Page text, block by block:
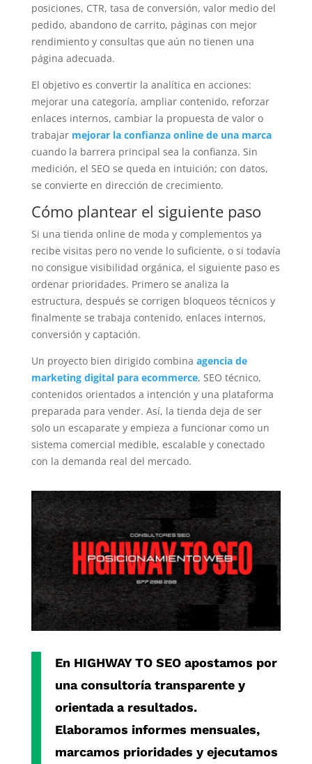
posiciones, CTR, tasa de conversión, valor medio del
pedido, abandono de carrito, páginas con mejor
rendimiento y consultas que aún no tienen una
página adecuada.
El objetivo es convertir la analítica en acciones:
mejorar una categoría, ampliar contenido, reforzar
enlaces internos, cambiar la propuesta de valor o
trabajar mejorar la confianza online de una marca
cuando la barrera principal sea la confianza. Sin
medición, el SEO se queda en intuición; con datos,
se convierte en dirección de crecimiento.
Cómo plantear el siguiente paso
Si una tienda online de moda y complementos ya
recibe visitas pero no vende lo suficiente, o si todavía
no consigue visibilidad orgánica, el siguiente paso es
ordenar prioridades. Primero se analiza la
estructura, después se corrigen bloqueos técnicos y
finalmente se trabaja contenido, enlaces internos,
conversión y captación.
Un proyecto bien dirigido combina agencia de
marketing digital para ecommerce, SEO técnico,
contenidos orientados a intención y una plataforma
preparada para vender. Así, la tienda deja de ser
solo un escaparate y empieza a funcionar como un
sistema comercial medible, escalable y conectado
con la demanda real del mercado.
En HIGHWAY TO SEOapostamos por
una consultoría transparente y
orientada a resultados.
Elaboramos informes mensuales,
marcamos prioridades y ejecutamos